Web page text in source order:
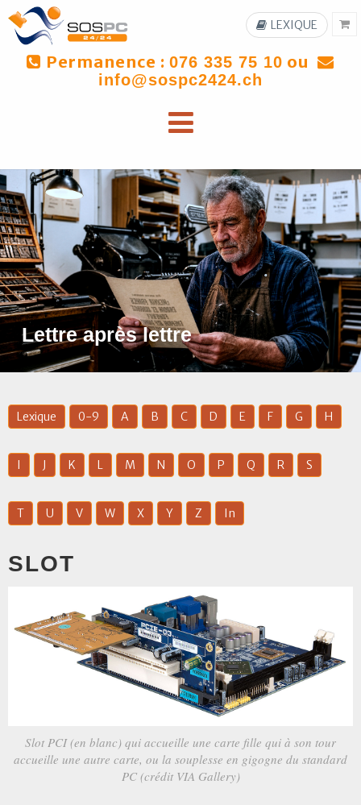
Permanence : 076 335 75 10 ou
info@sospc2424.ch
LEXIQUE
Lettre après lettre
Lexique 0-9 A B C D E F G H
I J K L M N O P Q R S
T U V W X Y Z In
SLOT
Slot PCI (en blanc) qui accueille une carte fille qui à son tour
accueille une autre carte, ou la souplesse en gigogne du standard
PC (crédit VIA Gallery)